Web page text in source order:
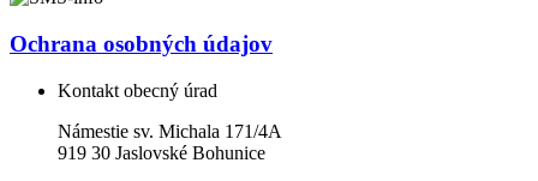
Ochrana osobných údajov
Kontakt obecný úrad
Námestie sv. Michala 171/4A
919 30 Jaslovské Bohunice